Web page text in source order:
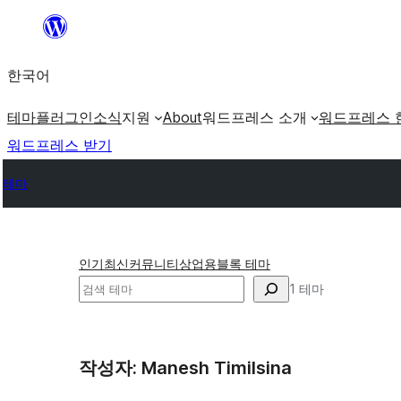
츠
로
로
가
한국어
테마플러그인소식지원 About워드프레스 소개
워드프레스
워드프레스 받기
테마
인기최신커뮤니티상업용블록 테마
검
1 테마
작성자: Manesh Timilsina